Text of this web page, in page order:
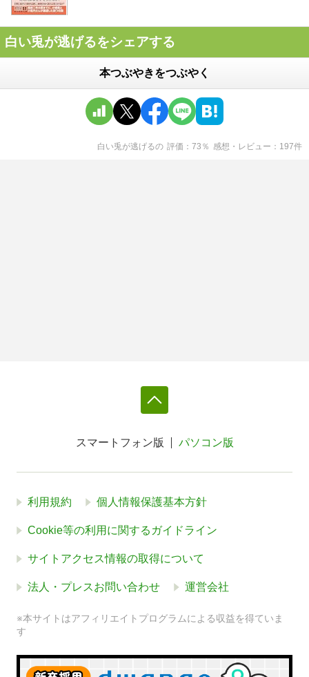
白い兎が逃げるをシェアする
本つぶやきをつぶやく
白い兎が逃げるの 評価 73 ％ 感想・レビュー 197件
スマートフォン版 パソコン版
利用規約 個人情報保護基本方針
Cookie等の利用に関するガイドライン
サイトアクセス情報の取得について
法人・プレスお問い合わせ 運営会社
※本サイトはアフィリエイトプログラムによる収益を得ていま
す